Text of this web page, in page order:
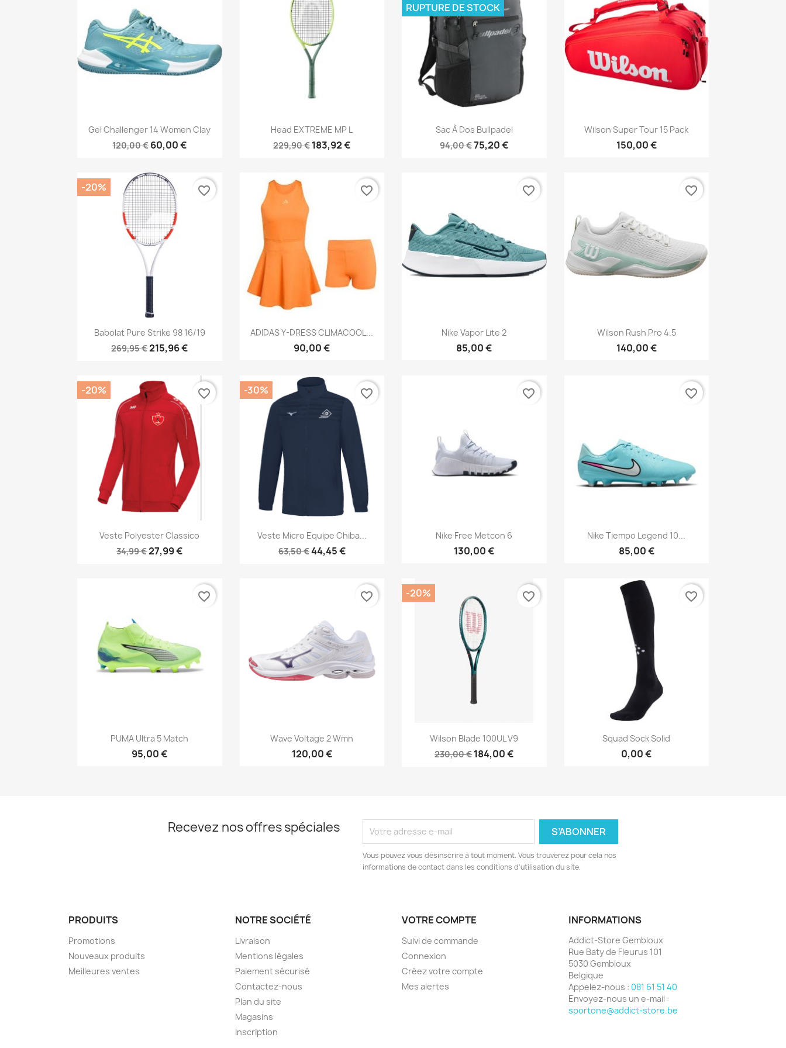
Aperçu rapide
Gel Challenger 14 Women Clay
120,00 €60,00 €
Aperçu rapide
Head EXTREME MP L
229,90 €183,92 €
Aperçu rapide
Sac À Dos Bullpadel
94,00 €75,20 €
RUPTURE DE STOCK
Aperçu rapide
Wilson Super Tour 15 Pack
150,00 €
Aperçu rapide
Babolat Pure Strike 98 16/19
269,95 €215,96 €
-20% favorite_border
Aperçu rapide
ADIDAS Y-DRESS CLIMACOOL...
90,00 €
favorite_border
Aperçu rapide
Nike Vapor Lite 2
85,00 €
favorite_border
Aperçu rapide
Wilson Rush Pro 4.5
140,00 €
favorite_border
 Aperçu rapide
Veste Polyester Classico
34,99 €27,99 €
-20% favorite_border
Aperçu rapide
Veste Micro Equipe Chiba...
63,50 €44,45 €
-30% favorite_border
Aperçu rapide
Nike Free Metcon 6
130,00 €
favorite_border
Aperçu rapide
Nike Tiempo Legend 10...
85,00 €
favorite_border
Aperçu rapide
PUMA Ultra 5 Match
95,00 €
favorite_border
Aperçu rapide
Wave Voltage 2 Wmn
120,00 €
favorite_border
Aperçu rapide
Wilson Blade 100UL V9
230,00 €184,00 €
-20% favorite_border
Aperçu rapide
Squad Sock Solid
0,00 €
favorite_border
Recevez nos offres spéciales
Vous pouvez vous désinscrire à tout moment. Vous trouverez pour cela nos
informations de contact dans les conditions d'utilisation du site.
PRODUITS
Promotions
Nouveaux produits
Meilleures ventes
NOTRE SOCIÉTÉ
Livraison
Mentions légales
Paiement sécurisé
Contactez-nous
Plan du site
Magasins
Inscription
VOTRE COMPTE
Suivi de commande
Connexion
Créez votre compte
Mes alertes
INFORMATIONS
Addict-Store Gembloux
Rue Baty de Fleurus 101
5030 Gembloux
Belgique
Appelez-nous : 081 61 51 40
Envoyez-nous un e-mail :
sportone@addict-store.be